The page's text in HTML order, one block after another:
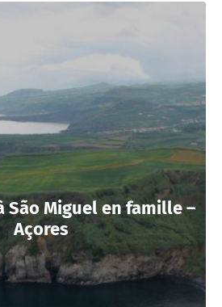
São Miguel en famille –
Açores